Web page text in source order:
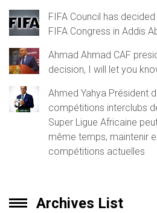
FIFA Council has
FIFA Congress in Addis
Ahmad Ahmad CAF
decision, I will let you
Ahmed Yahya Président
compétitions interclubs
Super Ligue Africaine
même temps, maintenir
compétitions actuelles
Archives List